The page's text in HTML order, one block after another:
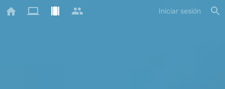
Iniciar sesión